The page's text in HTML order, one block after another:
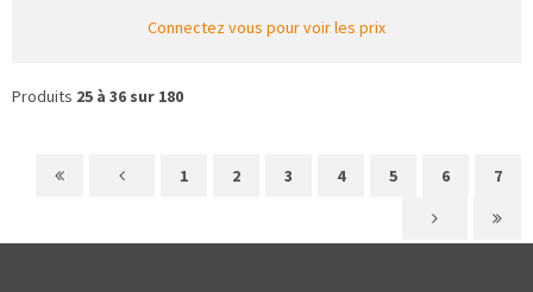
Connectez vous pour voir les prix
Produits 25 à 36 sur 180
1 2 3 4 5 6 7